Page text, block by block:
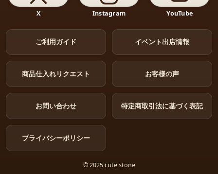
X Instagram YouTube
ご利用ガイド イベント出店情報
商品仕入れリクエスト お客様の声
お問い合わせ 特定商取引法に基づく表記
プライバシーポリシー
© 2025 cute stone